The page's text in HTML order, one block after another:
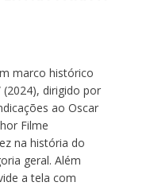
marco histórico
(2024), dirigido por
ao Oscar
Filme
na história do
geral. Além
a tela com